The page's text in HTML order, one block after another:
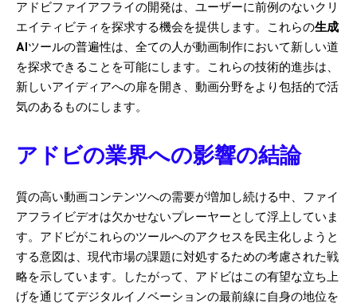
アドビファイアフライの開発は、ユーザーに前例のないクリ
エイティビティを探求する機会を提供します。これらの生成
AIツールの普遍性は、全ての人が動画制作において新しい道
を探求できることを可能にします。これらの技術的進歩は、
新しいアイディアへの扉を開き、動画分野をより包括的で活
気のあるものにします。
アドビの業界への影響の結論
質の高い動画コンテンツへの需要が増加し続ける中、ファイ
アフライビデオは欠かせないプレーヤーとして浮上していま
す。アドビがこれらのツールへのアクセスを民主化しようと
する意図は、現代市場の課題に対処するための考慮された戦
略を示しています。したがって、アドビはこの有望な立ち上
げを通じてデジタルイノベーションの最前線に自身の地位を